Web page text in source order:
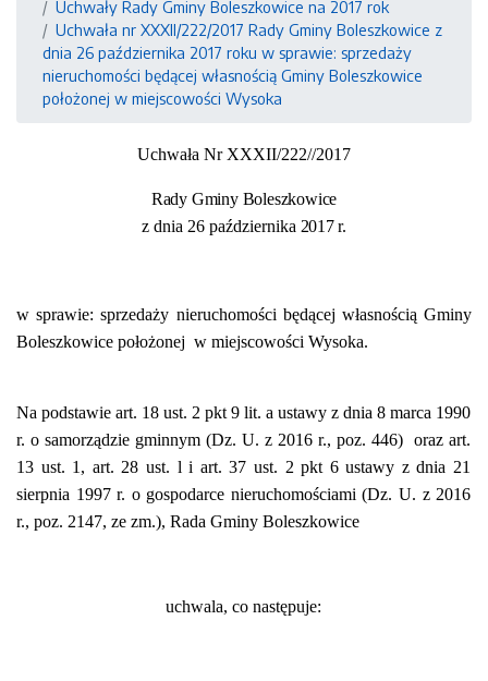
Uchwały Rady Gminy Boleszkowice na 2017 rok
Uchwała nr XXXII/222/2017 Rady Gminy Boleszkowice z
dnia 26 października 2017 roku w sprawie: sprzedaży
nieruchomości będącej własnością Gminy Boleszkowice
położonej w miejscowości Wysoka
Uchwała NrXXXII/222//2017
Rady Gminy Boleszkowice
z dnia 26 października 2017 r.
w sprawie: sprzedaży nieruchomości będącej własnością Gminy
Boleszkowice położonej w miejscowości Wysoka.
Na podstawie art. 18 ust. 2 pkt 9 lit. a ustawy z dnia 8 marca 1990
r. o samorządzie gminnym (Dz. U. z 2016 r., poz. 446) oraz art.
13 ust. 1, art. 28 ust. l i art. 37 ust. 2 pkt 6 ustawy z dnia 21
sierpnia 1997 r. o gospodarce nieruchomościami (Dz. U. z 2016
r., poz. 2147, ze zm.), Rada Gminy Boleszkowice
uchwala, co następuje: